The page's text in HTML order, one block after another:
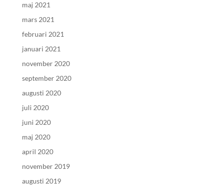
maj 2021
mars 2021
februari 2021
januari 2021
november 2020
september 2020
augusti 2020
juli 2020
juni 2020
maj 2020
april 2020
november 2019
augusti 2019